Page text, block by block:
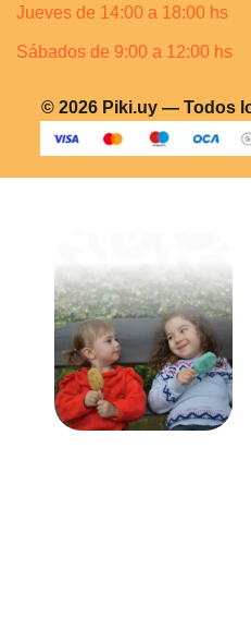
Jueves de 14:00 a 18:00 hs
Sábados de 9:00 a 12:00 hs
© 2026 Piki.uy — Todos